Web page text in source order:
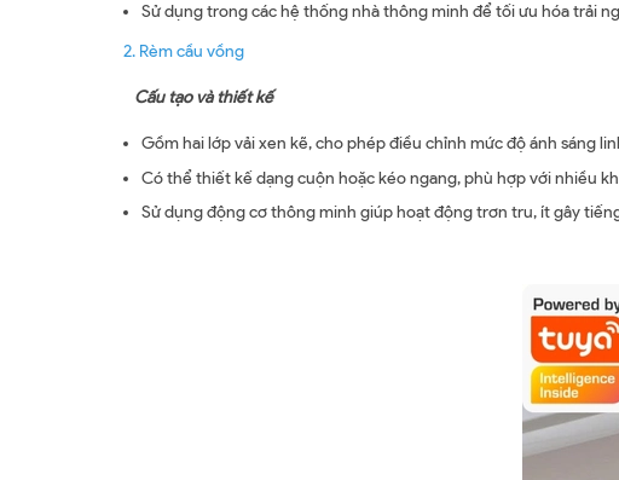
Sử dụng trong các hệ thống nhà thông minh để tối ưu hóa trải
2. Rèm cầu vồng
Cấu tạo và thiết kế
Gồm hai lớp vải xen kẽ, cho phép điều chỉnh mức độ ánh sáng
Có thể thiết kế dạng cuộn hoặc kéo ngang, phù hợp với nhiều
Sử dụng động cơ thông minh giúp hoạt động trơn tru, ít gây